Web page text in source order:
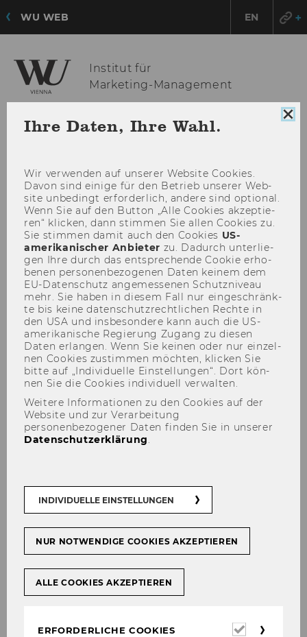
WU WEB EN
Institut für
Marketing-Management
Haben Sie Interesse an der
SBWL Marketing?
07. Juni 2024
allen re­le­van­ten In­for­ma­tio­nen zum Ein­stieg
Ihre Daten, Ihre Wahl.
Wir ver­wen­den auf un­se­rer Web­site Coo­kies.
Davon sind ei­ni­ge für den Be­trieb un­se­rer Web­
site un­be­dingt er­for­der­lich, an­de­re sind op­tio­nal.
Wenn Sie auf den But­ton „Alle Coo­kies ak­zep­tie­
ren“ kli­cken, dann stim­men Sie allen Coo­kies zu.
Sie stim­men damit auch den Coo­kies US-​
amerikanischer An­bie­ter zu. Da­durch un­ter­lie­
gen Ihre durch das ent­spre­chen­de Coo­kie er­ho­
be­nen per­so­nen­be­zo­ge­nen Daten kei­nem dem
EU-​Datenschutz an­ge­mes­se­nen Schutz­ni­veau
mehr. Sie haben in die­sem Fall nur ein­ge­schränk­
te bis keine da­ten­schutz­recht­li­chen Rech­te in
den USA und ins­be­son­de­re kann auch die US-​
amerikanische Re­gie­rung Zu­gang zu die­sen
Daten er­lan­gen. Wenn Sie kei­nen oder nur ein­zel­
nen Coo­kies zu­stim­men möch­ten, kli­cken Sie
bitte auf „In­di­vi­du­el­le Ein­stel­lun­gen“. Dort kön­
nen Sie die Coo­kies in­di­vi­du­ell ver­wal­ten.
Weitere Informationen zu den Cookies auf der
Website und zur Verarbeitung
personenbezogener Daten finden Sie in unserer
Datenschutzerklärung.
INDIVIDUELLE EINSTELLUNGEN
NUR NOTWENDIGE COOKIES AKZEPTIEREN
ALLE COOKIES AKZEPTIEREN
ERFORDERLICHE COOKIES